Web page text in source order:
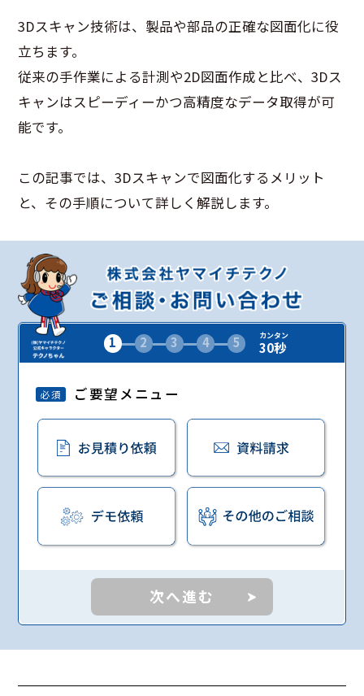
3Dスキャン技術は、製品や部品の正確な図面化に役
立ちます。
従来の手作業による計測や2D図面作成と比べ、3Dス
キャンはスピーディーかつ高精度なデータ取得が可
能です。
この記事では、3Dスキャンで図面化するメリット
と、その手順について詳しく解説します。
1 2 3 4 5 カンタン
30秒
必須 ご要望メニュー
次へ進む